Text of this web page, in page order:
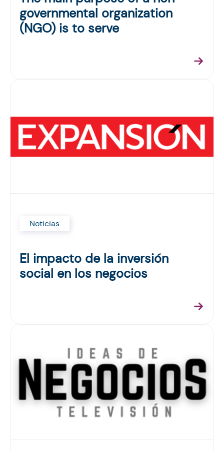
governmental organization
(NGO) is to serve
Noticias
El impacto de la inversión
social en los negocios